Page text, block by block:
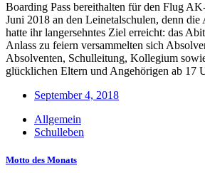
Boarding Pass bereithalten für den Flug
Juni 2018 an den Leinetalschulen, denn die
hatte ihr langersehntes Ziel erreicht: das
Anlass zu feiern versammelten sich
Absolventen, Schulleitung, Kollegium
glücklichen Eltern und Angehörigen ab
September 4, 2018
Allgemein
Schulleben
Motto des Monats